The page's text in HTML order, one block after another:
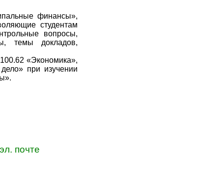
финансы»,
студентам
вопросы,
темы докладов,
«Экономика»,
при изучении
почте